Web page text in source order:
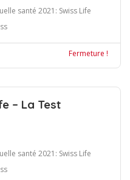
santé 2021: Swiss Life
Fermeture !
– La Test
santé 2021: Swiss Life